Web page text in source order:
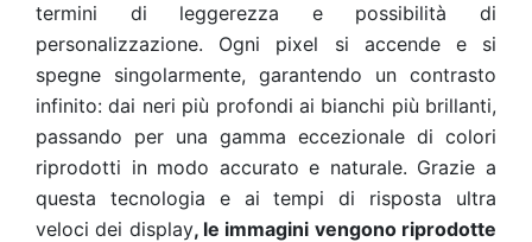
termini di leggerezza e possibilità di
personalizzazione. Ogni pixel si accende e si
spegne singolarmente, garantendo un contrasto
infinito: dai neri più profondi ai bianchi più brillanti,
passando per una gamma eccezionale di colori
riprodotti in modo accurato e naturale. Grazie a
questa tecnologia e ai tempi di risposta ultra
veloci dei display, le immagini vengono riprodotte